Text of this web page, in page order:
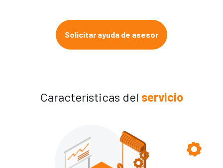
Solicitar ayuda de asesor
Características del servicio